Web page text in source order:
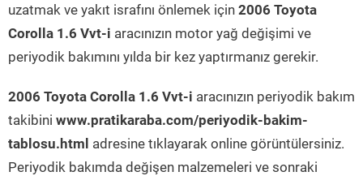
uzatmak ve yakıt israfını önlemek için 2006 Toyota
Corolla 1.6 Vvt-i aracınızın motor yağ değişimi ve
periyodik bakımını yılda bir kez yaptırmanız gerekir.
2006 Toyota Corolla 1.6 Vvt-i aracınızın periyodik bakım
takibini www.pratikaraba.com/periyodik-bakim-
tablosu.html adresine tıklayarak online görüntülersiniz.
Periyodik bakımda değişen malzemeleri ve sonraki